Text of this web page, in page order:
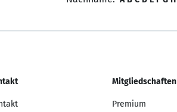
Mitgliedschaften
Premium